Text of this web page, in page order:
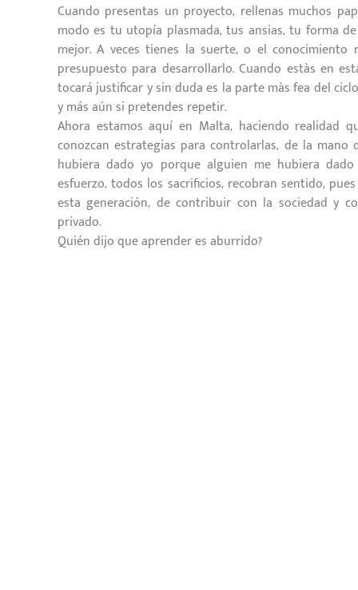
Cuando presentas un proyecto, rellenas muchos
modo es tu utopía plasmada, tus ansias, tu forma
mejor. A veces tienes la suerte, o el
presupuesto para desarrollarlo. Cuando estàs en
tocará justificar y sin duda es la parte màs fea del
y más aún si pretendes repetir.
Ahora estamos aquí en Malta, haciendo realidad
conozcan estrategias para controlarlas, de la
hubiera dado yo porque alguien me hubiera
esfuerzo, todos los sacrificios, recobran sentido,
esta generación, de contribuir con la sociedad y
privado.
Quién dijo que aprender es aburrido?